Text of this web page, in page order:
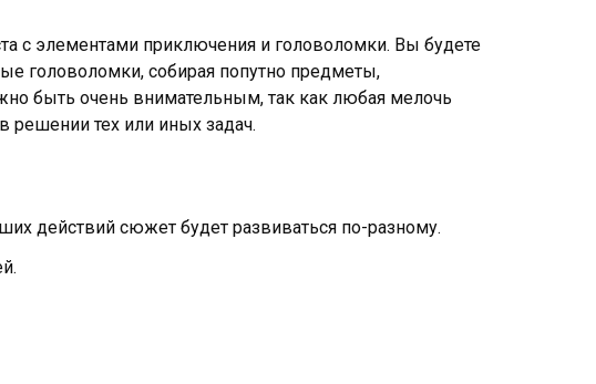
с элементами приключения и головоломки. Вы будете
головоломки, собирая попутно предметы,
быть очень внимательным, так как любая мелочь
тех или иных задач.
действий сюжет будет развиваться по-разному.